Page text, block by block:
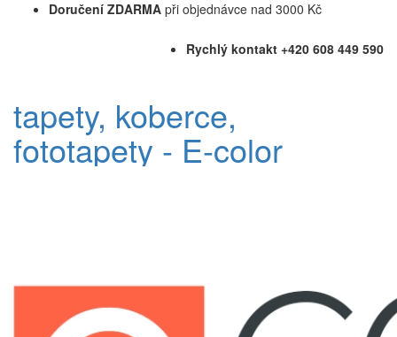
Doručení ZDARMA při objednávce nad 3000 Kč
Rychlý kontakt +420 608 449 590
tapety, koberce,
fototapety - E-color